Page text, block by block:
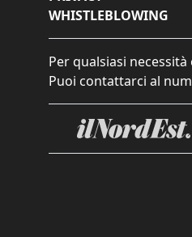
WHISTLEBLOWING
Per qualsiasi
Puoi contattarci al